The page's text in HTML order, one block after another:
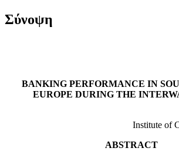
Σύνοψη
BANKING PERFORMANCE IN
EUROPE DURING THE
Žarko
Institute of
ABSTRACT